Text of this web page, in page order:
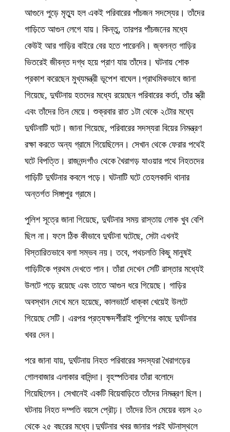
আগুনে পুড়ে মৃত্যু হল একই পরিবারের পাঁচজন সদস্যের। তাঁদের
গাড়িতে আগুন লেগে যায়। কিন্তু, তারপর পাঁচজনের মধ্যে
কেউই আর গাড়ির বাইরে বের হতে পারেননি। জ্বলন্ত গাড়ির
ভিতরেই জীবন্ত দগ্ধ হয়ে প্রাণ যায় তাঁদের। ঘটনায় শোক
প্রকাশ করেছেন মুখ্যমন্ত্রী ভূপেশ বাঘেল।প্রাথমিকভাবে জানা
গিয়েছে, দুর্ঘটনায় হতদের মধ্যে রয়েছেন পরিবারের কর্তা, তাঁর স্ত্রী
এবং তাঁদের তিন মেয়ে। শুক্রবার রাত ১টা থেকে ২টোর মধ্যে
দুর্ঘটনাটি ঘটে। জানা গিয়েছে, পরিবারের সদস্যরা বিয়ের নিমন্ত্রণ
রক্ষা করতে অন্য গ্রামে গিয়েছিলেন। সেখান থেকে ফেরার পথেই
ঘটে বিপত্তি। রাজনন্দগাঁও থেকে খৈরাগড় যাওয়ার পথে নিহতদের
গাড়িটি দুর্ঘটনার কবলে পড়ে। ঘটনাটি ঘটে তেহলকাদি থানার
অন্তর্গত সিঙ্গাপুর গ্রামে।
পুলিশ সূত্রে জানা গিয়েছে, দুর্ঘটনার সময় রাস্তায় লোক খুব বেশি
ছিল না। ফলে ঠিক কীভাবে দুর্ঘটনা ঘটেছে, সেটা এখনই
বিস্তারিতভাবে বলা সম্ভব নয়। তবে, পথচলতি কিছু মানুষই
গাড়িটিকে প্রথম দেখতে পান। তাঁরা দেখেন সেটি রাস্তার মধ্যেই
উলটে পড়ে রয়েছে এবং তাতে আগুন ধরে গিয়েছে। গাড়ির
অবস্থান দেখে মনে হয়েছে, কালভার্টে ধাক্কা খেয়েই উলটে
গিয়েছে সেটি। এরপর প্রত্যক্ষদর্শীরাই পুলিশের কাছে দুর্ঘটনার
খবর দেন।
পরে জানা যায়, দুর্ঘটনায় নিহত পরিবারের সদস্যরা খৈরাগড়ের
গোলবাজার এলাকার বাসিন্দা। বৃহস্পতিবার তাঁরা বলোদে
গিয়েছিলেন। সেখানেই একটি বিয়েবাড়িতে তাঁদের নিমন্ত্রণ ছিল।
ঘটনায় নিহত দম্পতি বয়সে প্রৌঢ়। তাঁদের তিন মেয়ের বয়স ২০
থেকে ২৫ বছরের মধ্যে।দুর্ঘটনার খবর জানার পরই ঘটনাস্থলে